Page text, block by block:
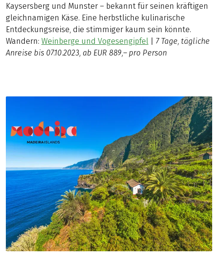
Kaysersberg und Munster – bekannt für seinen kräftigen
gleichnamigen Käse. Eine herbstliche kulinarische
Entdeckungsreise, die stimmiger kaum sein könnte.
Wandern: Weinberge und Vogesengipfel
7 Tage, tägliche
Anreise bis 07.10.2023, ab EUR 889,– pro Person